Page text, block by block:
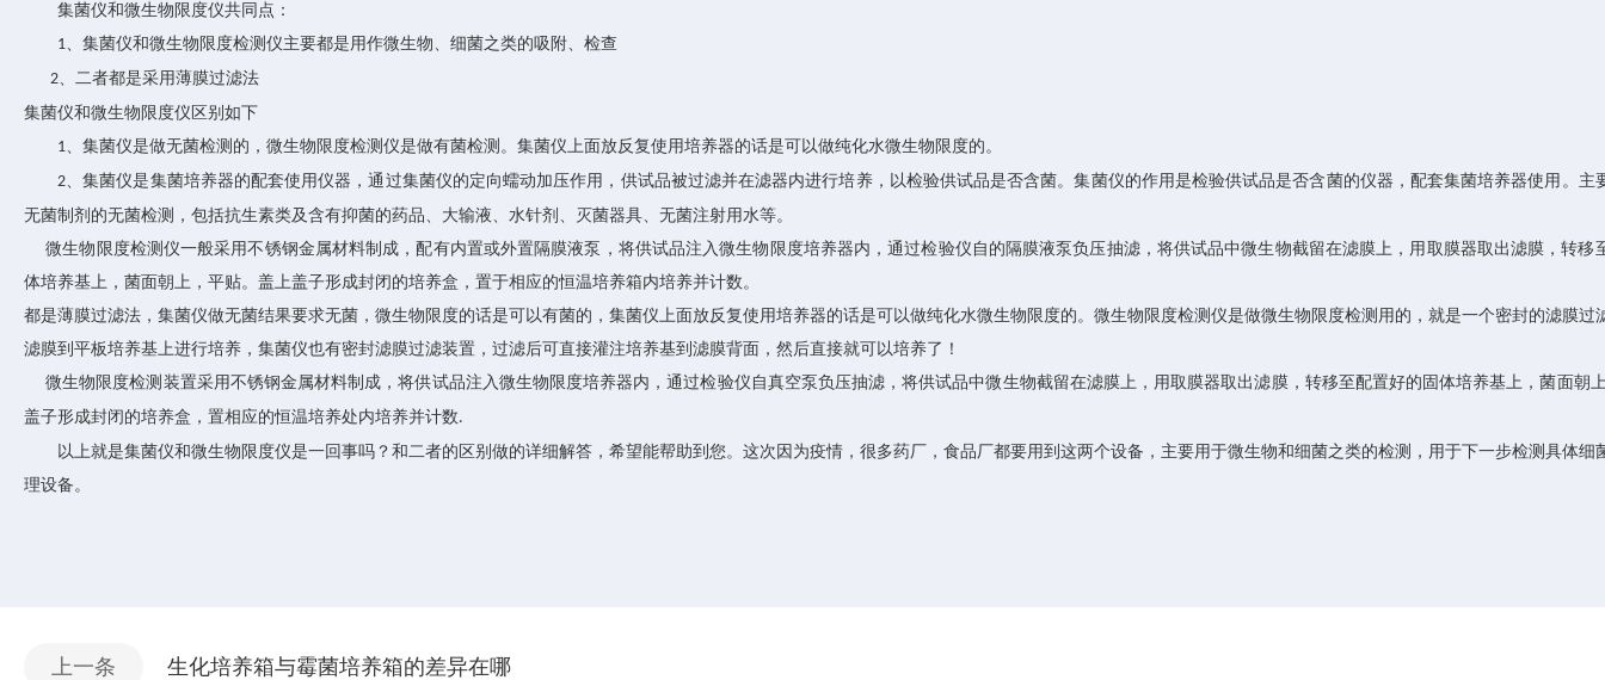
集菌仪和微生物限度仪共同点：
1、集菌仪和微生物限度检测仪主要都是用作微生物、细菌之类的吸附、检查
2、二者都是采用薄膜过滤法
集菌仪和微生物限度仪区别如下
1、集菌仪是做无菌检测的，微生物限度检测仪是做有菌检测。集菌仪上面放反复使用培养器的话是可以做纯化水微生物限度的。
2、集菌仪是集菌培养器的配套使用仪器，通过集菌仪的定向蠕动加压作用，供试品被过滤并在滤器内进行培养，以检验供试品是否含菌。集菌仪的作用是检验供试品是否含菌的仪器，配套集菌培养器使用。主
无菌制剂的无菌检测，包括抗生素类及含有抑菌的药品、大输液、水针剂、灭菌器具、无菌注射用水等。
微生物限度检测仪一般采用不锈钢金属材料制成，配有内置或外置隔膜液泵，将供试品注入微生物限度培养器内，通过检验仪自的隔膜液泵负压抽滤，将供试品中微生物截留在滤膜上，用取膜器取出滤膜，转移
体培养基上，菌面朝上，平贴。盖上盖子形成封闭的培养盒，置于相应的恒温培养箱内培养并计数。
都是薄膜过滤法，集菌仪做无菌结果要求无菌，微生物限度的话是可以有菌的，集菌仪上面放反复使用培养器的话是可以做纯化水微生物限度的。微生物限度检测仪是做微生物限度检测用的，就是一个密封的滤膜过
滤膜到平板培养基上进行培养，集菌仪也有密封滤膜过滤装置，过滤后可直接灌注培养基到滤膜背面，然后直接就可以培养了！
微生物限度检测装置采用不锈钢金属材料制成，将供试品注入微生物限度培养器内，通过检验仪自真空泵负压抽滤，将供试品中微生物截留在滤膜上，用取膜器取出滤膜，转移至配置好的固体培养基上，菌面朝
盖子形成封闭的培养盒，置相应的恒温培养处内培养并计数.
以上就是集菌仪和微生物限度仪是一回事吗？和二者的区别做的详细解答，希望能帮助到您。这次因为疫情，很多药厂，食品厂都要用到这两个设备，主要用于微生物和细菌之类的检测，用于下一步检测具体细
理设备。
上一条 生化培养箱与霉菌培养箱的差异在哪